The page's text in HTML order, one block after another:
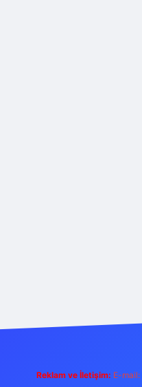
Reklam ve İletişim: E-mail: